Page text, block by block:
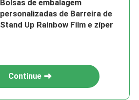
Bolsas de embalagem
personalizadas de Barreira de
Stand Up Rainbow Film e zíper
Continue